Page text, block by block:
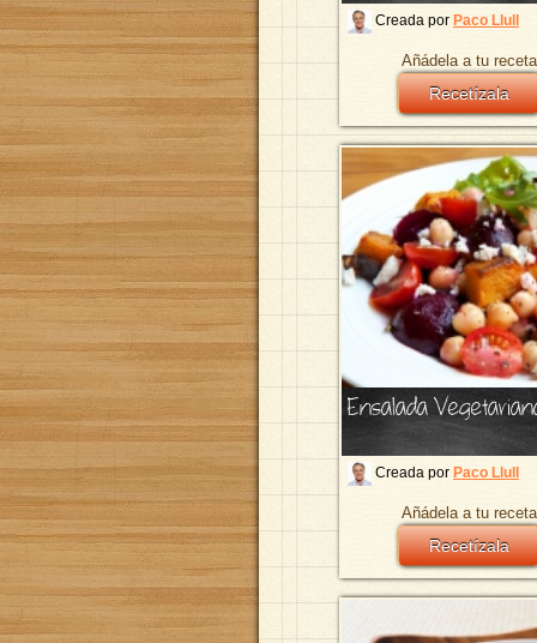
Creada por Paco Llull
Añádela a tu
Recetízala
Ensalada
Creada por Paco Llull
Añádela a tu
Recetízala